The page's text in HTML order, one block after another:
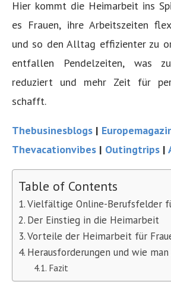
Hier kommt die Heimarbeit ins
es Frauen, ihre Arbeitszeiten
und so den Alltag effizienter zu
entfallen Pendelzeiten, was
reduziert und mehr Zeit für
schafft.
Thebusinesblogs |
Thevacationvibes | Outingtrips |
Table of Contents
Vielfältige Online-Berufsfelder
Der Einstieg in die Heimarbeit
Vorteile der Heimarbeit für
Herausforderungen und wie
Fazit